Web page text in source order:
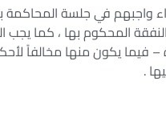
واجبهم في جلسة
المحكوم بها ، كما يجب
– فيما يكون منها مخالفاً
.